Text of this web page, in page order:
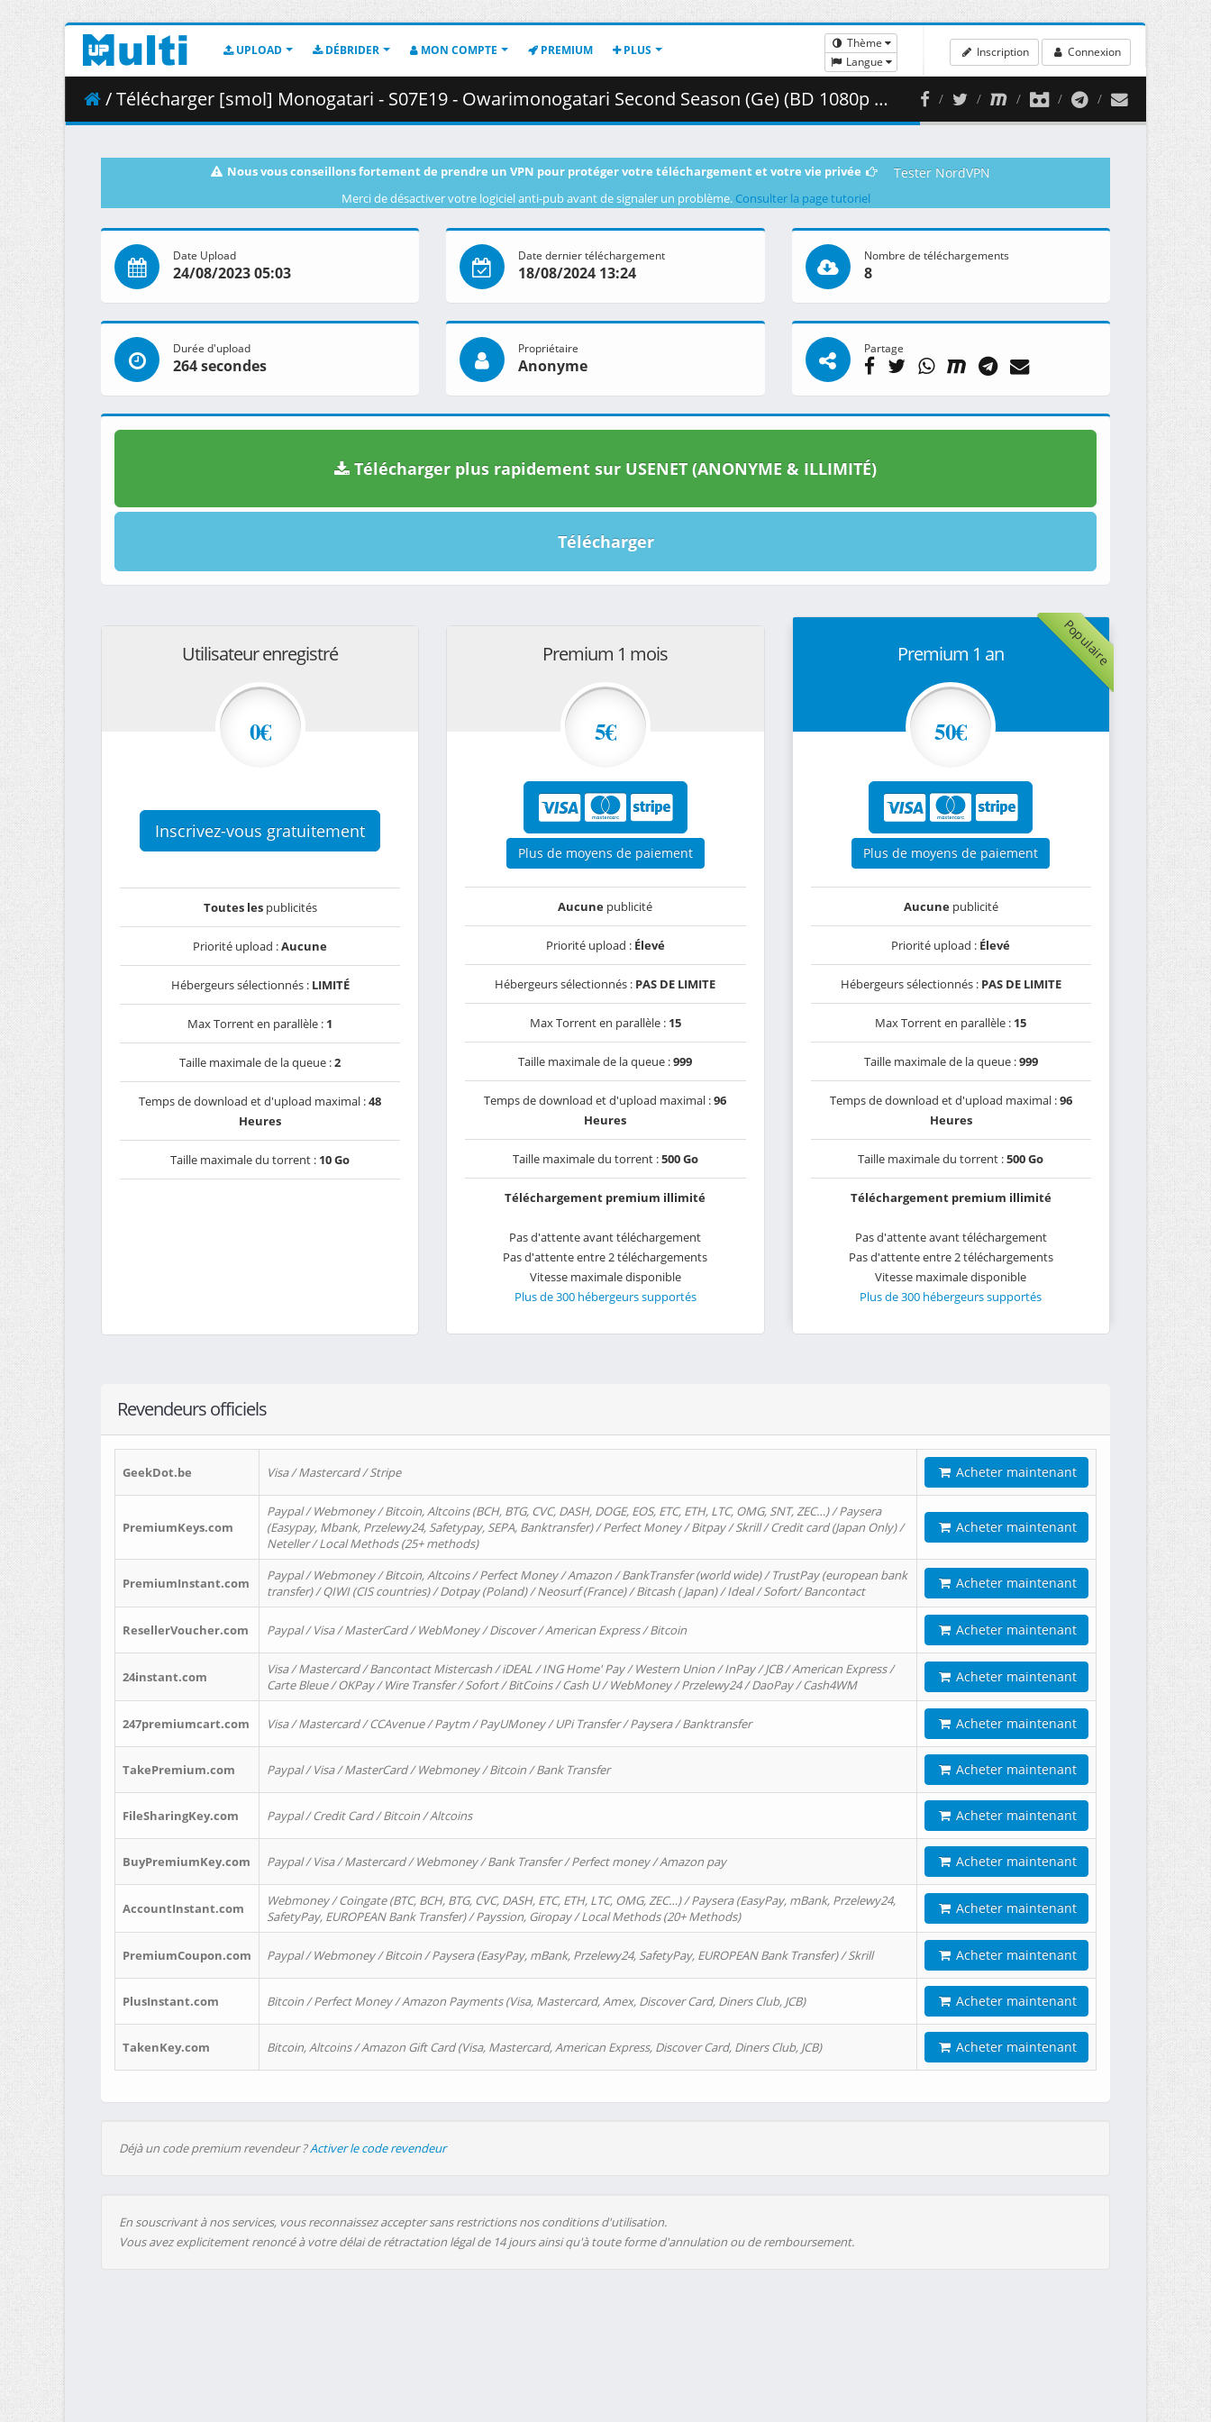
UPLOAD DÉBRIDER MON COMPTE PREMIUM PLUS
Thème
Langue
Inscription Connexion
/ Télécharger [smol] Monogatari - S07E19 - Owarimonogatari Second Season (Ge) (BD 1080p HEVC Opus) [2D4EE6A9].mkv.005 ( 408.85 MB )
Nous vous conseillons fortement de prendre un VPN pour protéger votre téléchargement et votre vie privée Tester NordVPN
Merci de désactiver votre logiciel anti-pub avant de signaler un problème. Consulter la page tutoriel
Date Upload
24/08/2023 05:03
Date dernier téléchargement
18/08/2024 13:24
Nombre de téléchargements
8
Durée d'upload
264 secondes
Propriétaire
Anonyme
Partage
Télécharger plus rapidement sur USENET (ANONYME & ILLIMITÉ)
Télécharger
Utilisateur enregistré
0€
Inscrivez-vous gratuitement
Toutes lespublicités
Priorité upload :Aucune
Hébergeurs sélectionnés : LIMITÉ
Max Torrent en parallèle : 1
Taille maximale de la queue :2
Temps de download et d'upload maximal :48
Heures
Taille maximale du torrent : 10 Go
Premium 1 mois
5€
Plus de moyens de paiement
Aucune publicité
Priorité upload : Élevé
Hébergeurs sélectionnés : PAS DE LIMITE
Max Torrent en parallèle : 15
Taille maximale de la queue :999
Temps de download et d'upload maximal :96
Heures
Taille maximale du torrent :500 Go
Téléchargement premium illimité
Pas d'attente avant téléchargement
Pas d'attente entre 2 téléchargements
Vitesse maximale disponible
Plus de 300 hébergeurs supportés
Populaire
Premium 1 an
50€
Plus de moyens de paiement
Aucunepublicité
Priorité upload : Élevé
Hébergeurs sélectionnés : PAS DE LIMITE
Max Torrent en parallèle : 15
Taille maximale de la queue :999
Temps de download et d'upload maximal :96
Heures
Taille maximale du torrent :500 Go
Téléchargement premium illimité
Pas d'attente avant téléchargement
Pas d'attente entre 2 téléchargements
Vitesse maximale disponible
Plus de 300 hébergeurs supportés
Revendeurs officiels
GeekDot.be Visa / Mastercard / Stripe Acheter maintenant
PremiumKeys.com
Paypal / Webmoney / Bitcoin, Altcoins (BCH, BTG, CVC, DASH, DOGE, EOS, ETC, ETH, LTC, OMG, SNT, ZEC…) / Paysera
(Easypay, Mbank, Przelewy24, Safetypay, SEPA, Banktransfer) / Perfect Money / Bitpay / Skrill / Credit card (Japan Only) /
Neteller / Local Methods (25+ methods)
Acheter maintenant
PremiumInstant.com
Paypal / Webmoney / Bitcoin, Altcoins / Perfect Money / Amazon / BankTransfer (world wide) / TrustPay (european bank
transfer) / QIWI (CIS countries) / Dotpay (Poland) / Neosurf (France) / Bitcash ( Japan) / Ideal / Sofort/ Bancontact
Acheter maintenant
ResellerVoucher.com Paypal / Visa / MasterCard / WebMoney / Discover / American Express / Bitcoin Acheter maintenant
24instant.com
Visa / Mastercard / Bancontact Mistercash / iDEAL / ING Home' Pay / Western Union / InPay / JCB / American Express /
Carte Bleue / OKPay / Wire Transfer / Sofort / BitCoins / Cash U / WebMoney / Przelewy24 / DaoPay / Cash4WM
Acheter maintenant
247premiumcart.com Visa / Mastercard / CCAvenue / Paytm / PayUMoney / UPi Transfer / Paysera / Banktransfer Acheter maintenant
TakePremium.com Paypal / Visa / MasterCard / Webmoney / Bitcoin / Bank Transfer Acheter maintenant
FileSharingKey.com Paypal / Credit Card / Bitcoin / Altcoins Acheter maintenant
BuyPremiumKey.com Paypal / Visa / Mastercard / Webmoney / Bank Transfer / Perfect money / Amazon pay Acheter maintenant
AccountInstant.com
Webmoney / Coingate (BTC, BCH, BTG, CVC, DASH, ETC, ETH, LTC, OMG, ZEC…) / Paysera (EasyPay, mBank, Przelewy24,
SafetyPay, EUROPEAN Bank Transfer) / Payssion, Giropay / Local Methods (20+ Methods)
Acheter maintenant
PremiumCoupon.com Paypal / Webmoney / Bitcoin / Paysera (EasyPay, mBank, Przelewy24, SafetyPay, EUROPEAN Bank Transfer) / Skrill Acheter maintenant
PlusInstant.com Bitcoin / Perfect Money / Amazon Payments (Visa, Mastercard, Amex, Discover Card, Diners Club, JCB) Acheter maintenant
TakenKey.com Bitcoin, Altcoins / Amazon Gift Card (Visa, Mastercard, American Express, Discover Card, Diners Club, JCB) Acheter maintenant
Déjà un code premium revendeur ?Activer le code revendeur
En souscrivant à nos services, vous reconnaissez accepter sans restrictions nos conditions d'utilisation.
Vous avez explicitement renoncé à votre délai de rétractation légal de 14 jours ainsi qu'à toute forme d'annulation ou de remboursement.